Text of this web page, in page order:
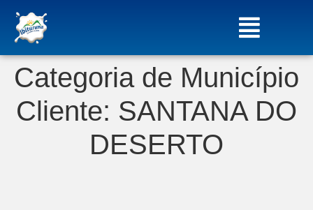
Categoria de Município
Cliente: SANTANA DO
DESERTO